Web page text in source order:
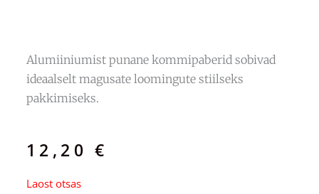
Alumiiniumist punane kommipaberid sobivad
ideaalselt magusate loomingute stiilseks
pakkimiseks.
12,20€
Laost otsas